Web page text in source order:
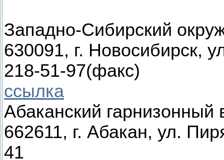
Западно-Сибирский
630091, г. Новосибирск,
218-51-97(факс)
ссылка
Абаканский гарнизонный
662611, г. Абакан, ул.
41